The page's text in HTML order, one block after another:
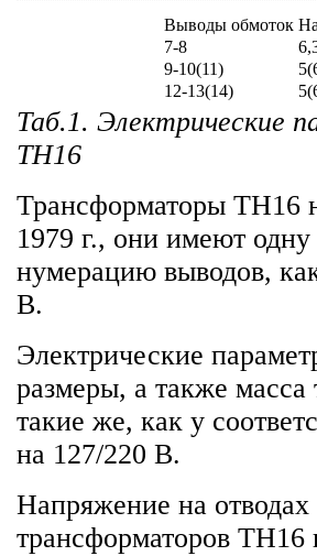
Выводы обмоток
7-8
9-10(11)
12-13(14)
Таб.1. Электрические
ТН16
Трансформаторы ТН16
1979 г., они имеют
нумерацию выводов,
В.
Электрические
размеры, а также
такие же, как у
на 127/220 В.
Напряжение на
трансформаторов ТН16